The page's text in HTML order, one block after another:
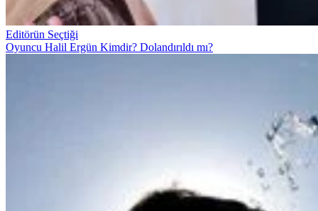
Editörün Seçtiği
Oyuncu Halil Ergün Kimdir? Dolandırıldı mı?